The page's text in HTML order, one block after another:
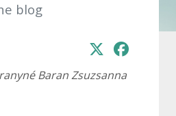
blog
Baran Zsuzsanna